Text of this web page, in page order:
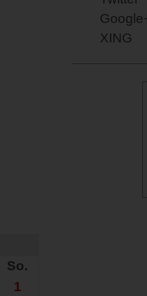
So.
1
XING